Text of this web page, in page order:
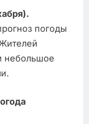
погоды
небольшое